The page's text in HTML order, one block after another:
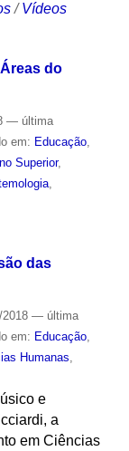
/Vídeos
do
— última
em: Educação,
Superior,
,
das
— última
em: Educação,
Humanas,
e
a
em Ciências